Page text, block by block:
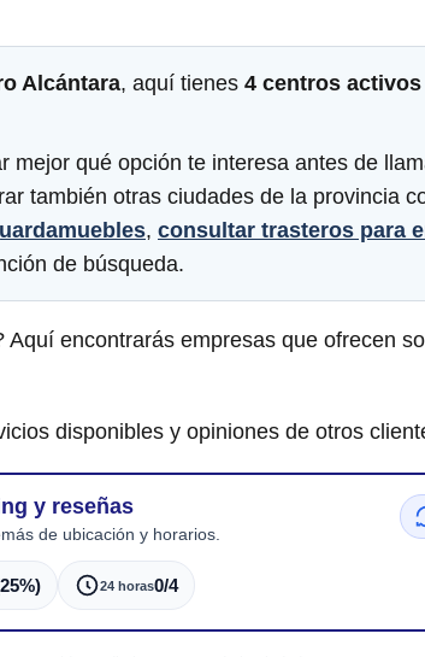
Alcántara, aquí tienes 4 centros activos
mejor qué opción te interesa antes de
también otras ciudades de la provincia
, consultar trasteros para
de búsqueda.
Aquí encontrarás empresas que ofrecen
disponibles y opiniones de otros
y reseñas
de ubicación y horarios.
24 horas0/4